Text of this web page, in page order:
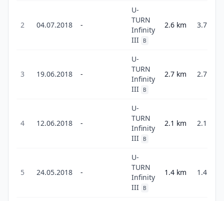
2 04.07.2018 -
U-
TURN
Infinity
III
B
2.6 km 3.7
3 19.06.2018 -
U-
TURN
Infinity
III
B
2.7 km 2.7
4 12.06.2018 -
U-
TURN
Infinity
III
B
2.1 km 2.1
5 24.05.2018 -
U-
TURN
Infinity
III
B
1.4 km 1.4